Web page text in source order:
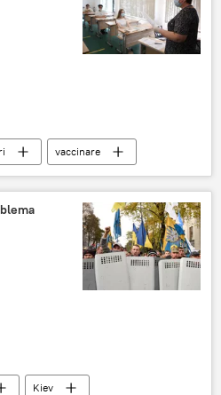
vaccinare
COVID-19
Kiev